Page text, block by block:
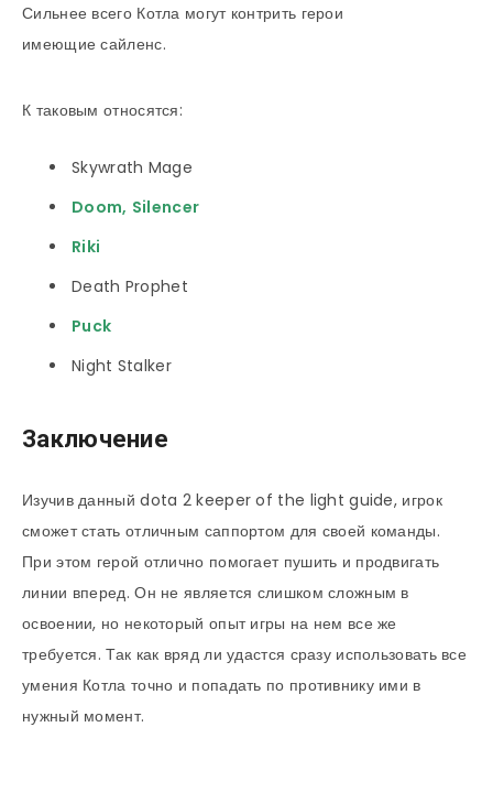
Сильнее всего Котла могут контрить герои
имеющие сайленс.
К таковым относятся:
Skywrath Mage
Doom, Silencer
Riki
Death Prophet
Puck
Night Stalker
Заключение
Изучив данный dota 2 keeper of the light guide, игрок
сможет стать отличным саппортом для своей команды.
При этом герой отлично помогает пушить и продвигать
линии вперед. Он не является слишком сложным в
освоении, но некоторый опыт игры на нем все же
требуется. Так как вряд ли удастся сразу использовать все
умения Котла точно и попадать по противнику ими в
нужный момент.